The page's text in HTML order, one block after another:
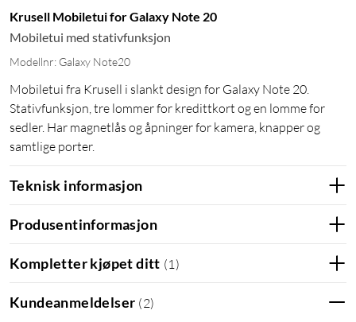
Krusell Mobiletui for Galaxy Note 20
Mobiletui med stativfunksjon
Modellnr: Galaxy Note20
Mobiletui fra Krusell i slankt design for Galaxy Note 20.
Stativfunksjon, tre lommer for kredittkort og en lomme for
sedler. Har magnetlås og åpninger for kamera, knapper og
samtlige porter.
Teknisk informasjon
Produsentinformasjon
Kompletter kjøpet ditt (1 )
Kundeanmeldelser (2)